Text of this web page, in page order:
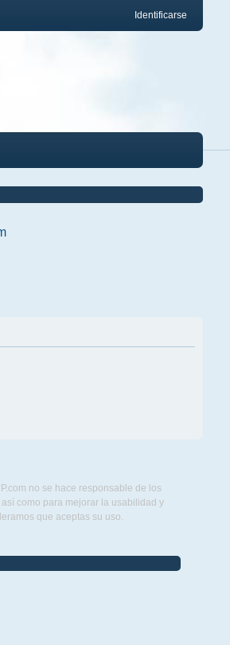
Identificarse
no se hace responsable de los
como para mejorar la usabilidad y
que aceptas su uso.